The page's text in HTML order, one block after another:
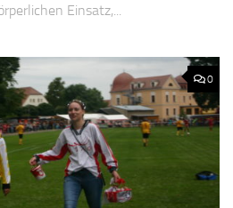
Einsatz,...
0